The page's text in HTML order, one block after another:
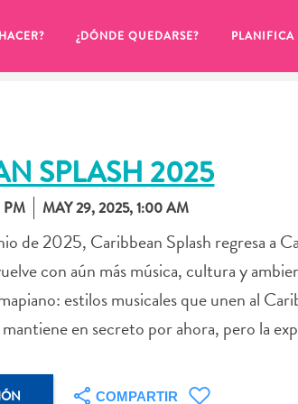
¿DÓNDE QUEDARSE?
SPLASH 2025
PM MAY 29, 2025, 1:00 AM
de 2025, Caribbean Splash regresa a
con aún más música, cultura y
estilos musicales que unen al
en secreto por ahora, pero la
COMPARTIR